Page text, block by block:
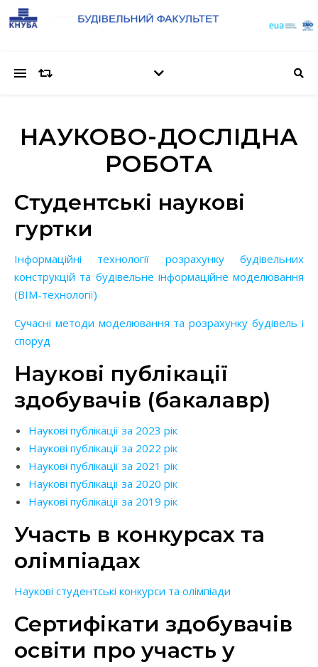
НАУКОВО-ДОСЛІДНА
РОБОТА
Студентські наукові
гуртки
Інформаційні технології розрахунку будівельних
конструкцій та будівельне інформаційне моделювання
(BIM-технології)
Сучасні методи моделювання та розрахунку будівель і
споруд
Наукові публікації
здобувачів (бакалавр)
Наукові публікації за 2023 рік
Наукові публікації за 2022 рік
Наукові публікації за 2021 рік
Наукові публікації за 2020 рік
Наукові публікації за 2019 рік
Участь в конкурсах та
олімпіадах
Наукові студентські конкурси та олімпіади
Сертифікати здобувачів
освіти про участь у